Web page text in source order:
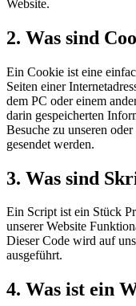
Website.
2. Was sind
Ein Cookie ist eine
Seiten einer
dem PC oder einem
darin gespeicherten
Besuche zu unseren
gesendet werden.
3. Was sind
Ein Script ist ein Stück
unserer Website
Dieser Code wird auf
ausgeführt.
4. Was ist ein